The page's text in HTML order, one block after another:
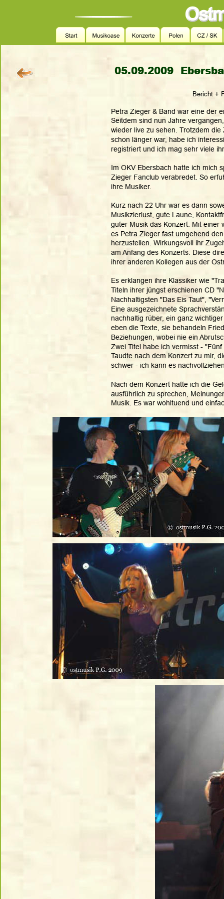
05.09.2009
Bericht +
Petra Zieger & Band war eine der
Seitdem sind nun Jahre
wieder live zu sehen. Trotzdem
schon länger war, habe ich
registriert und ich mag sehr viele
Im OKV Ebersbach hatte ich mich
Zieger Fanclub verabredet. So
ihre Musiker.
Kurz nach 22 Uhr war es dann
Musikzierlust, gute Laune,
guter Musik das Konzert. Mit einer
es Petra Zieger fast umgehend
herzustellen. Wirkungsvoll ihr
am Anfang des Konzerts. Diese
ihrer anderen Kollegen aus der
Es erklangen ihre Klassiker wie
Titeln ihrer jüngst erschienen CD
Nachhaltigsten "Das Eis Taut",
Eine ausgezeichnete
nachhaltig rüber, ein ganz
eben die Texte, sie behandeln
Beziehungen, wobei nie ein
Zwei Titel habe ich vermisst -
Taudte nach dem Konzert zu mir,
schwer - ich kann es
Nach dem Konzert hatte ich die
ausführlich zu sprechen,
Musik. Es war wohltuend und